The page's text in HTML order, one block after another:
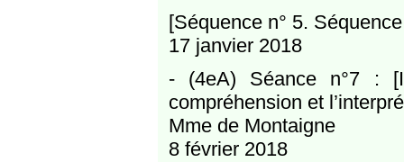
[Séquence n° 5.
17 janvier 2018
- (4eA) Séance n°7 :
compréhension et
Mme de Montaigne
8 février 2018